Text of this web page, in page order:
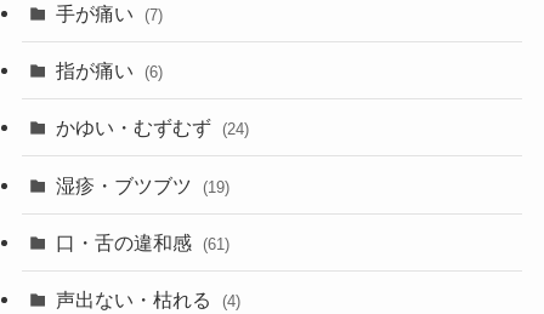
手が痛い (7)
指が痛い (6)
かゆい・むずむず (24)
湿疹・ブツブツ (19)
口・舌の違和感 (61)
声出ない・枯れる (4)